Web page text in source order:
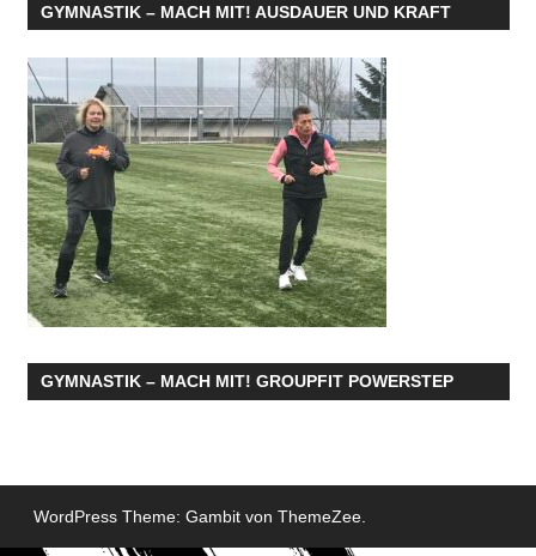
GYMNASTIK – MACH MIT! AUSDAUER UND KRAFT
GYMNASTIK – MACH MIT! GROUPFIT POWERSTEP
WordPress Theme: Gambit von ThemeZee.